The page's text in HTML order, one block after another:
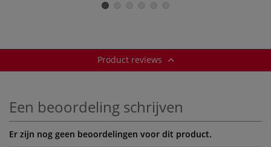
Product reviews
Een beoordeling schrijven
Er zijn nog geen beoordelingen voor dit product.